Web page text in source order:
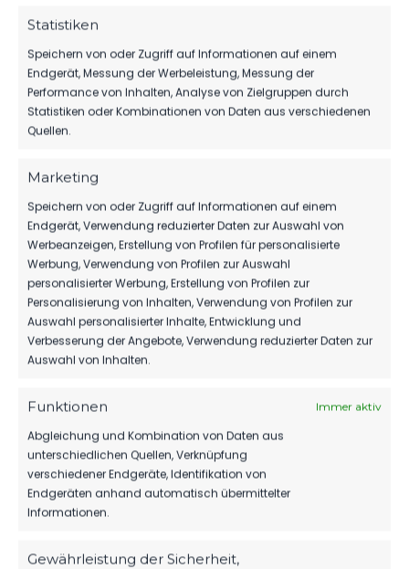
Statistiken
Speichern von oder Zugriff auf Informationen auf einem
Endgerät, Messung der Werbeleistung, Messung der
Performance von Inhalten, Analyse von Zielgruppen durch
Statistiken oder Kombinationen von Daten aus verschiedenen
Quellen.
Marketing
Speichern von oder Zugriff auf Informationen auf einem
Endgerät, Verwendung reduzierter Daten zur Auswahl von
Werbeanzeigen, Erstellung von Profilen für personalisierte
Werbung, Verwendung von Profilen zur Auswahl
personalisierter Werbung, Erstellung von Profilen zur
Personalisierung von Inhalten, Verwendung von Profilen zur
Auswahl personalisierter Inhalte, Entwicklung und
Verbesserung der Angebote, Verwendung reduzierter Daten zur
Auswahl von Inhalten.
Funktionen Immer aktiv
Abgleichung und Kombination von Daten aus
unterschiedlichen Quellen, Verknüpfung
verschiedener Endgeräte, Identifikation von
Endgeräten anhand automatisch übermittelter
Informationen.
Gewährleistung der Sicherheit,
07. Aug. 2026
SPONSOREN
06. Aug. 2026
1.MÄNNER
HERBER DÄMPFER AUF DEM WEG ZUM
KLASSENERHALT
02. Aug. 2026 211